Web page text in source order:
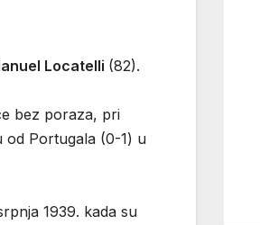
Locatelli (82).
bez poraza, pri
od Portugala (0-1) u
1939. kada su